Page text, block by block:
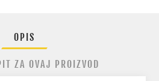
OPIS
ZA OVAJ PROIZVOD